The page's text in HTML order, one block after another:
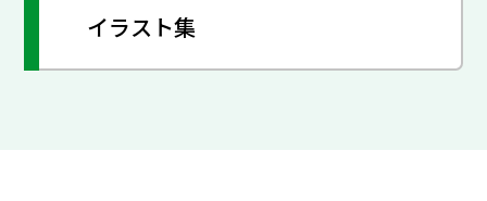
イラスト集